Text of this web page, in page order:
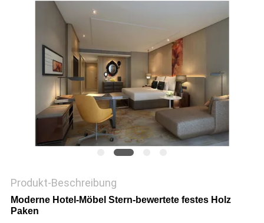
SITEMAP
PRIVACY
POLICY
Produkt-Beschreibung
Moderne Hotel-Möbel Stern-bewertete festes Holz
Paken